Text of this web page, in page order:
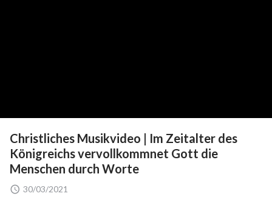
Christliches Musikvideo | Im Zeitalter des
Königreichs vervollkommnet Gott die
Menschen durch Worte
30/03/2021